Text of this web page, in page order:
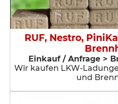
RUF, Nestro,
Einkauf / Anfrage >
Wir kaufen LKW-
und